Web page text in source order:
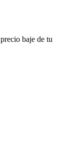
baje de tu